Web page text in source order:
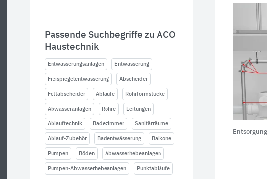
Passende Suchbegriffe zu ACO
Haustechnik
Entwässerungsanlagen Entwässerung
Freispiegelentwässerung Abscheider
Fettabscheider Abläufe Rohrformstücke
Abwasseranlagen Rohre Leitungen
Ablauftechnik Badezimmer Sanitärräume
Ablauf-Zubehör Badentwässerung Balkone
Pumpen Böden Abwasserhebeanlagen
Pumpen-Abwasserhebeanlagen Punktabläufe